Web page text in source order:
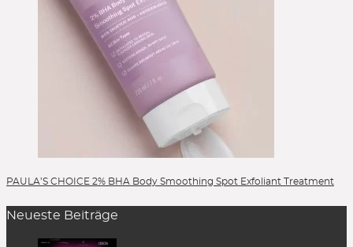
PAULA’S CHOICE 2% BHA Body Smoothing Spot Exfoliant Treatment
Neueste Beiträge